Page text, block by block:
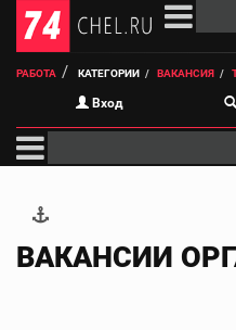
РАБОТА КАТЕГОРИИ ВАКАНСИЯ
Вход
ВАКАНСИИ